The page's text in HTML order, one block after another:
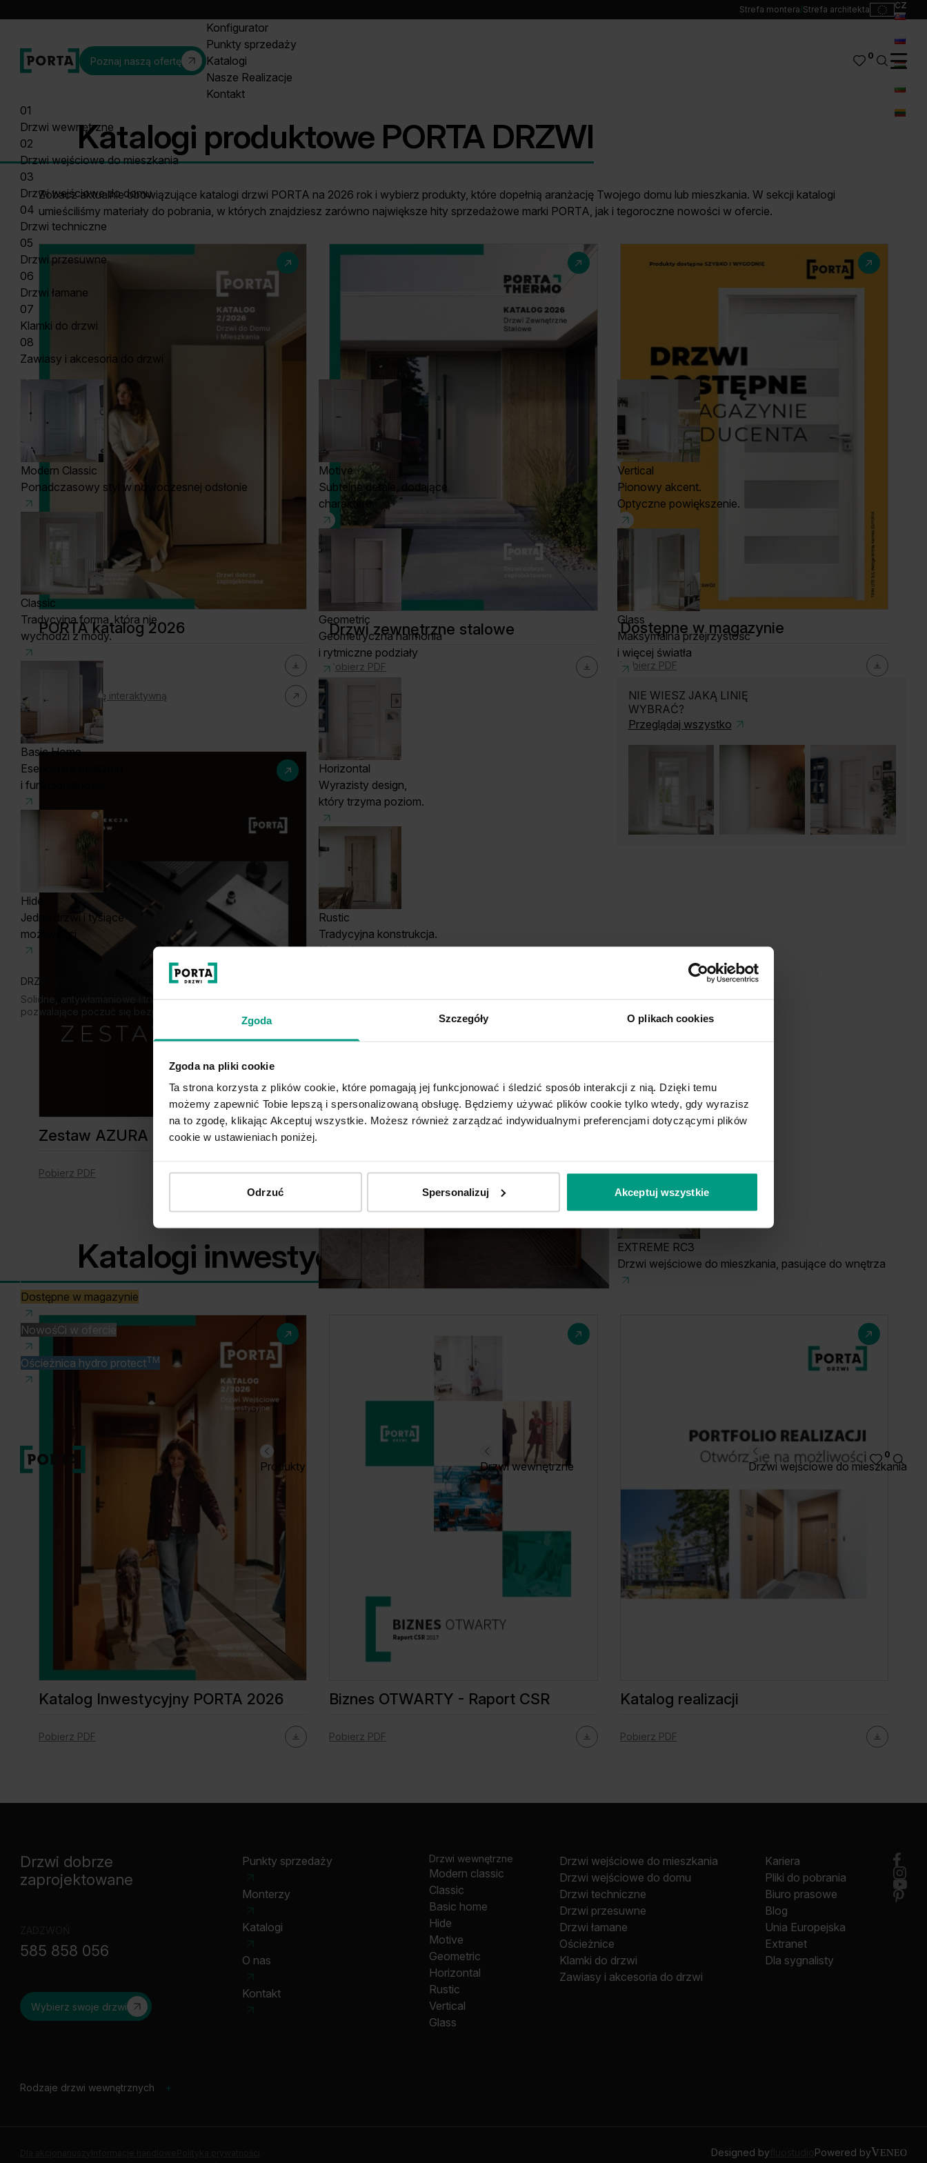
Zgoda Szczegóły O plikach cookies
Zgoda na pliki cookie
Ta strona korzysta z plików cookie, które pomagają jej funkcjonować i śledzić sposób interakcji z nią. Dzięki temu
możemy zapewnić Tobie lepszą i spersonalizowaną obsługę. Będziemy używać plików cookie tylko wtedy, gdy wyrazisz
na to zgodę, klikając Akceptuj wszystkie. Możesz również zarządzać indywidualnymi preferencjami dotyczącymi plików
cookie w ustawieniach poniżej.
Odrzuć Spersonalizuj Akceptuj wszystkie
Strefa montera/Strefa architekta
cz
ru
Poznaj naszą ofertę
Konfigurator
Punkty sprzedaży
Katalogi
Nasze Realizacje
Kontakt
0
01
Drzwi wewnętrzne
02
Drzwi wejściowe do mieszkania
03
Drzwi wejściowe do domu
04
Drzwi techniczne
05
Drzwi przesuwne
06
Drzwi łamane
07
Klamki do drzwi
08
Zawiasy i akcesoria do drzwi
Modern Classic
Ponadczasowy styl w nowoczesnej odsłonie
Classic
Tradycyjna forma, która nie
wychodzi z mody.
Basic Home
Esencja minimalizmu
i funkcjonalności
Hide
Jedne drzwi i tysiące
możliwości
Motive
Subtelne detale, dodające
charakteru
Geometric
Geometryczna harmonia
i rytmiczne podziały
Horizontal
Wyrazisty design,
który trzyma poziom.
Rustic
Tradycyjna konstrukcja.
Nowa interpretacja.
Vertical
Pionowy akcent.
Optyczne powiększenie.
Glass
Maksymalna przejrzystość
i więcej światła
NIE WIESZ JAKĄ LINIĘ
WYBRAĆ?
Przeglądaj wszystko
DRZWI WEJŚCIOWE DO MIESZKANIA
Solidne, antywłamaniowe i trwałe,
pozwalające poczuć się bezpiecznie.
Najchętniej wybierane modele
EXTREME RC3
Drzwi wejściowe do mieszkania, pasujące do wnętrza
Dostępne w magazynie
NowośCi w ofercie
Ościeżnica hydro protectTM
Produkty Drzwi wewnętrzne Drzwi wejściowe do mieszkania
0
Katalogi produktowe PORTA DRZWI
Zobacz aktualnie obowiązujące katalogi drzwi PORTA na 2026 rok i wybierz produkty, które dopełnią aranżację Twojego domu lub mieszkania. W sekcji katalogi
umieściliśmy materiały do pobrania, w których znajdziesz zarówno największe hity sprzedażowe marki PORTA, jak i tegoroczne nowości w ofercie.
PORTA katalog 2026
Zobacz wersję interaktywną
Drzwi zewnętrzne stalowe
Pobierz PDF
Dostępne w magazynie
Pobierz PDF
Zestaw AZURA
Pobierz PDF
Katalogi inwestycyjne
Katalog Inwestycyjny PORTA 2026
Pobierz PDF
Biznes OTWARTY - Raport CSR
Pobierz PDF
Katalog realizacji
Pobierz PDF
Drzwi dobrze
zaprojektowane
585 858 056
Wybierz swoje drzwi
Punkty sprzedaży
Monterzy
Katalogi
O nas
Kontakt
Drzwi wewnętrzne
Modern classic
Classic
Basic home
Hide
Motive
Geometric
Horizontal
Rustic
Vertical
Glass
Drzwi wejściowe do mieszkania
Drzwi wejściowe do domu
Drzwi techniczne
Drzwi przesuwne
Drzwi łamane
Ościeżnice
Klamki do drzwi
Zawiasy i akcesoria do drzwi
Kariera
Pliki do pobrania
Biuro prasowe
Blog
Unia Europejska
Extranet
Dla sygnalisty
Rodzaje drzwi wewnętrznych +
Designed by Powered by